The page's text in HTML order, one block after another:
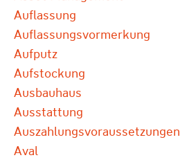
Auflassung
Auflassungsvormerkung
Aufputz
Aufstockung
Ausbauhaus
Ausstattung
Auszahlungsvoraussetzungen
Aval